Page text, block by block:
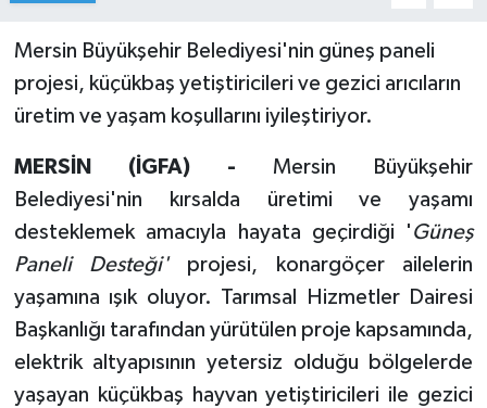
Mersin Büyükşehir Belediyesi'nin güneş paneli
projesi, küçükbaş yetiştiricileri ve gezici arıcıların
üretim ve yaşam koşullarını iyileştiriyor.
MERSİN (İGFA) - Mersin Büyükşehir
Belediyesi'nin kırsalda üretimi ve yaşamı
desteklemek amacıyla hayata geçirdiği ' Güneş
Paneli Desteği' projesi, konargöçer ailelerin
yaşamına ışık oluyor. Tarımsal Hizmetler Dairesi
Başkanlığı tarafından yürütülen proje kapsamında,
elektrik altyapısının yetersiz olduğu bölgelerde
yaşayan küçükbaş hayvan yetiştiricileri ile gezici